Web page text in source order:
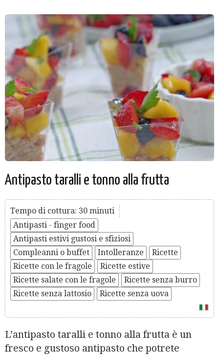
Antipasto taralli e tonno alla frutta
Tempo di cottura: 30 minuti
Antipasti - finger food
Antipasti estivi gustosi e sfiziosi
Compleanni o buffet
Intolleranze
Ricette
Ricette con le fragole
Ricette estive
Ricette salate con le fragole
Ricette senza burro
Ricette senza lattosio
Ricette senza uova
L’antipasto taralli e tonno alla frutta è un
fresco e gustoso antipasto che potrete